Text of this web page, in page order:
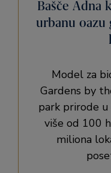
Bašče Adna
urbanu oazu
Model za
Gardens by
park prirode
više od 100
miliona